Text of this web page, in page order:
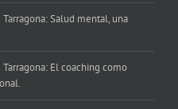
Salud mental, una
El coaching como